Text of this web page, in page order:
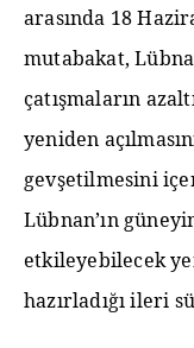
arasında 18
mutabakat,
çatışmaların
yeniden
gevşetilmesini
Lübnan’ın
etkileyebilecek
hazırladığı ileri